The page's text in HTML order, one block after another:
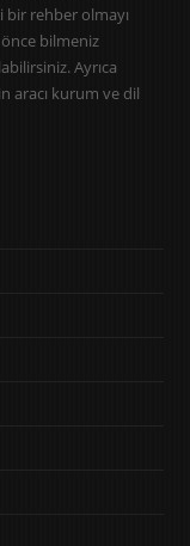
rehber olmayı
bilmeniz
Ayrıca
aracı kurum ve dil